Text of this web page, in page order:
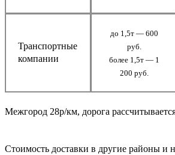
Транспортные
компании
до 1,5т — 600
руб.
более 1,5т — 1
200 руб.
Межгород 28р/км, дорога
Стоимость доставки в другие районы и